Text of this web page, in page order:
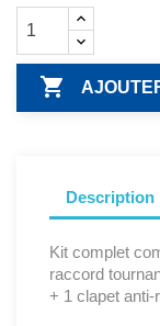

Description
Kit complet
raccord
+ 1 clapet anti-